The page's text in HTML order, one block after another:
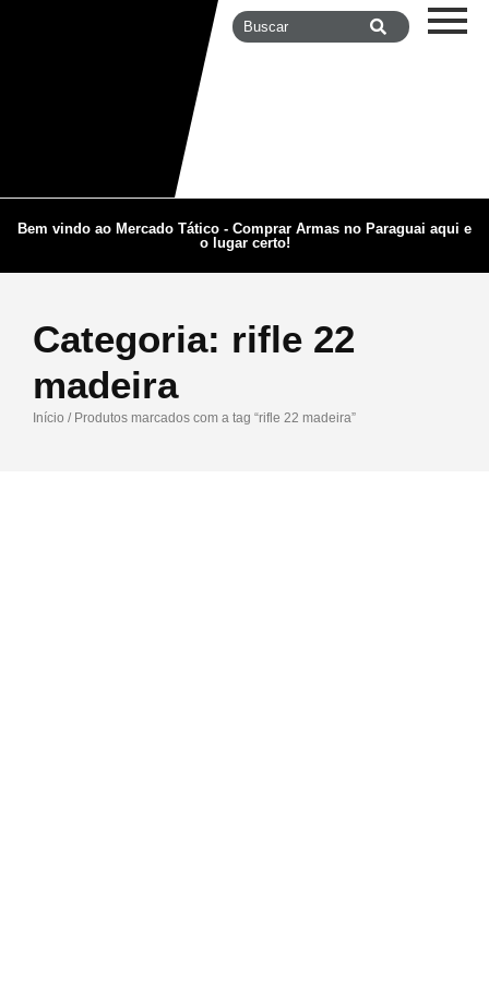
Bem vindo ao Mercado Tático - Comprar Armas no Paraguai aqui e
o lugar certo!
Categoria: rifle 22
madeira
Início / Produtos marcados com a tag “rifle 22 madeira”